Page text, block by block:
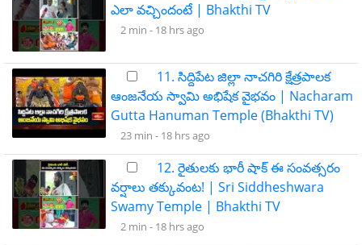
ఎలా వచ్చిందంటే | Bhakthi TV
2 min - 18 hrs ago
11. సిద్దిపేట జిల్లా నాచగిరి క్షేత్రపాలక
ఆంజనేయ స్వామి అభిషేక వైభవం | Nacharam
Gutta Hanuman Temple (Bhakthi TV)
23 min - 18 hrs ago
12. రైతులకు భారీ షాక్ ఈ సంవత్సరం
వర్షాలు తక్కువంట! | Sri Siddheshwara
Swamy Temple | Bhakthi TV
2 min - 18 hrs ago